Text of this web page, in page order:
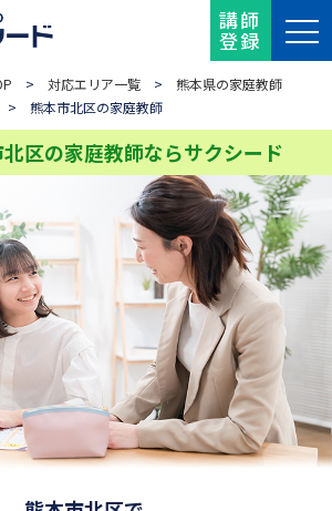
講師
登録
> 対応エリア一覧 > 熊本県の家庭教師
> 熊本市北区の家庭教師
区の家庭教師ならサクシード